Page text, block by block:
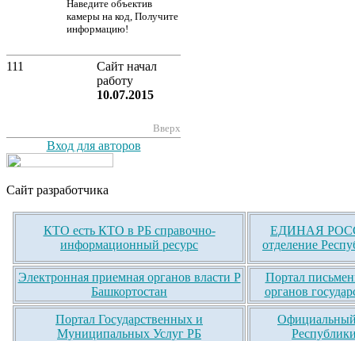
Наведите объектив
камеры на код, Получите
информацию!
111
Сайт начал
работу
10.07.2015
Вверх
Вход для авторов
Сайт разработчика
КТО есть КТО в РБ справочно-
информационный ресурс
ЕДИНАЯ
отделение
Электронная приемная органов власти Р
Башкортостан
Портал
органов
Портал Государственных и
Муниципальных Услуг РБ
Официальный